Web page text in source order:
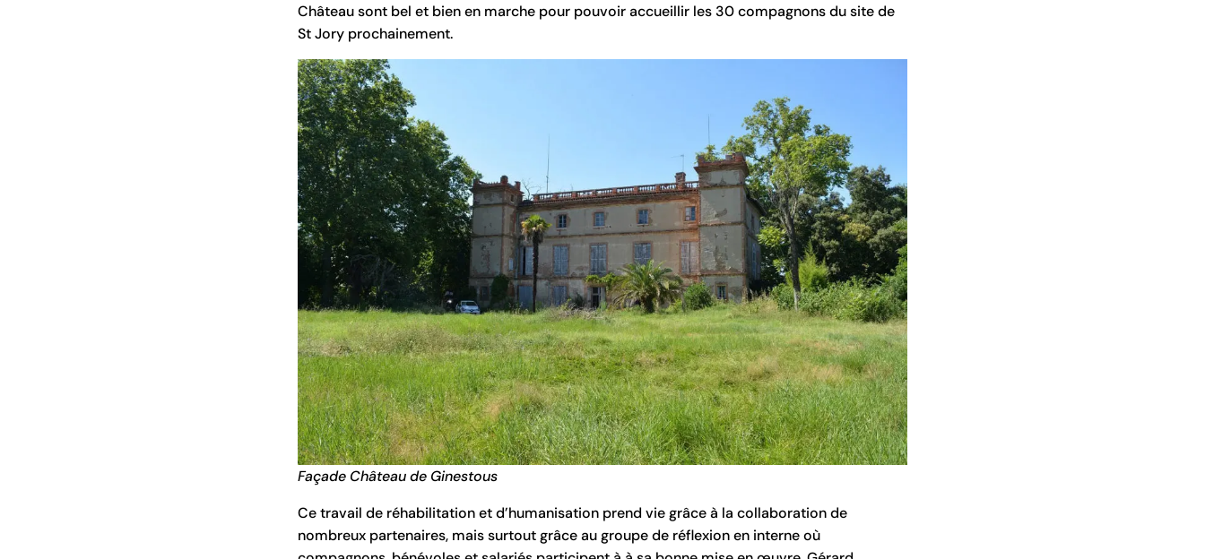
Château sont bel et bien en marche pour pouvoir accueillir les 30 compagnons du site de
St Jory prochainement.
Façade Château de Ginestous
Ce travail de réhabilitation et d’humanisation prend vie grâce à la collaboration de
nombreux partenaires, mais surtout grâce au groupe de réflexion en interne où